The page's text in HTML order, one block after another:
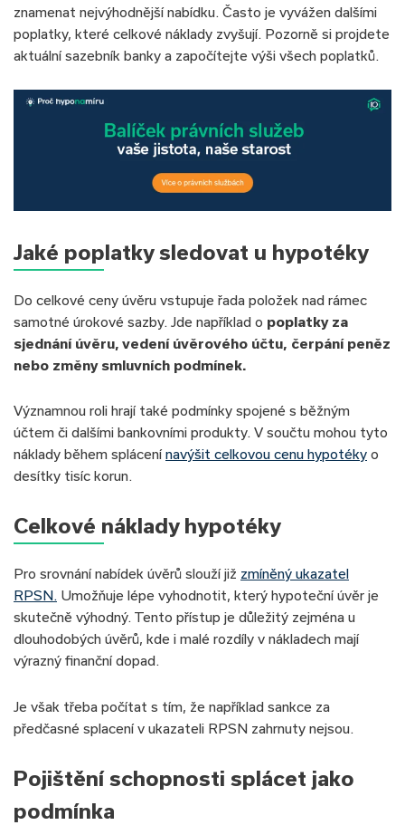
znamenat nejvýhodnější nabídku. Často je vyvážen dalšími
poplatky, které celkové náklady zvyšují. Pozorně si projdete
aktuální sazebník banky a započítejte výši všech poplatků.
Jaké poplatky sledovat u hypotéky
Do celkové ceny úvěru vstupuje řada položek nad rámec
samotné úrokové sazby. Jde například o poplatky za
sjednání úvěru, vedení úvěrového účtu, čerpání peněz
nebo změny smluvních podmínek.
Významnou roli hrají také podmínky spojené s běžným
účtem či dalšími bankovními produkty. V součtu mohou tyto
náklady během splácení navýšit celkovou cenu hypotéky o
desítky tisíc korun.
Celkové náklady hypotéky
Pro srovnání nabídek úvěrů slouží již zmíněný ukazatel
RPSN. Umožňuje lépe vyhodnotit, který hypoteční úvěr je
skutečně výhodný. Tento přístup je důležitý zejména u
dlouhodobých úvěrů, kde i malé rozdíly v nákladech mají
výrazný finanční dopad.
Je však třeba počítat s tím, že například sankce za
předčasné splacení v ukazateli RPSN zahrnuty nejsou.
Pojištění schopnosti splácet jako
podmínka